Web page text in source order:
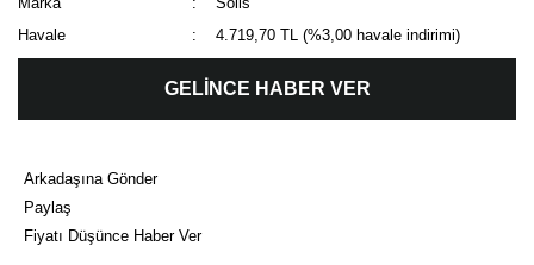
Havale
4.719,70 TL (%3,00 havale indirimi)
GELİNCE HABER VER
Arkadaşına Gönder
Paylaş
Fiyatı Düşünce Haber Ver